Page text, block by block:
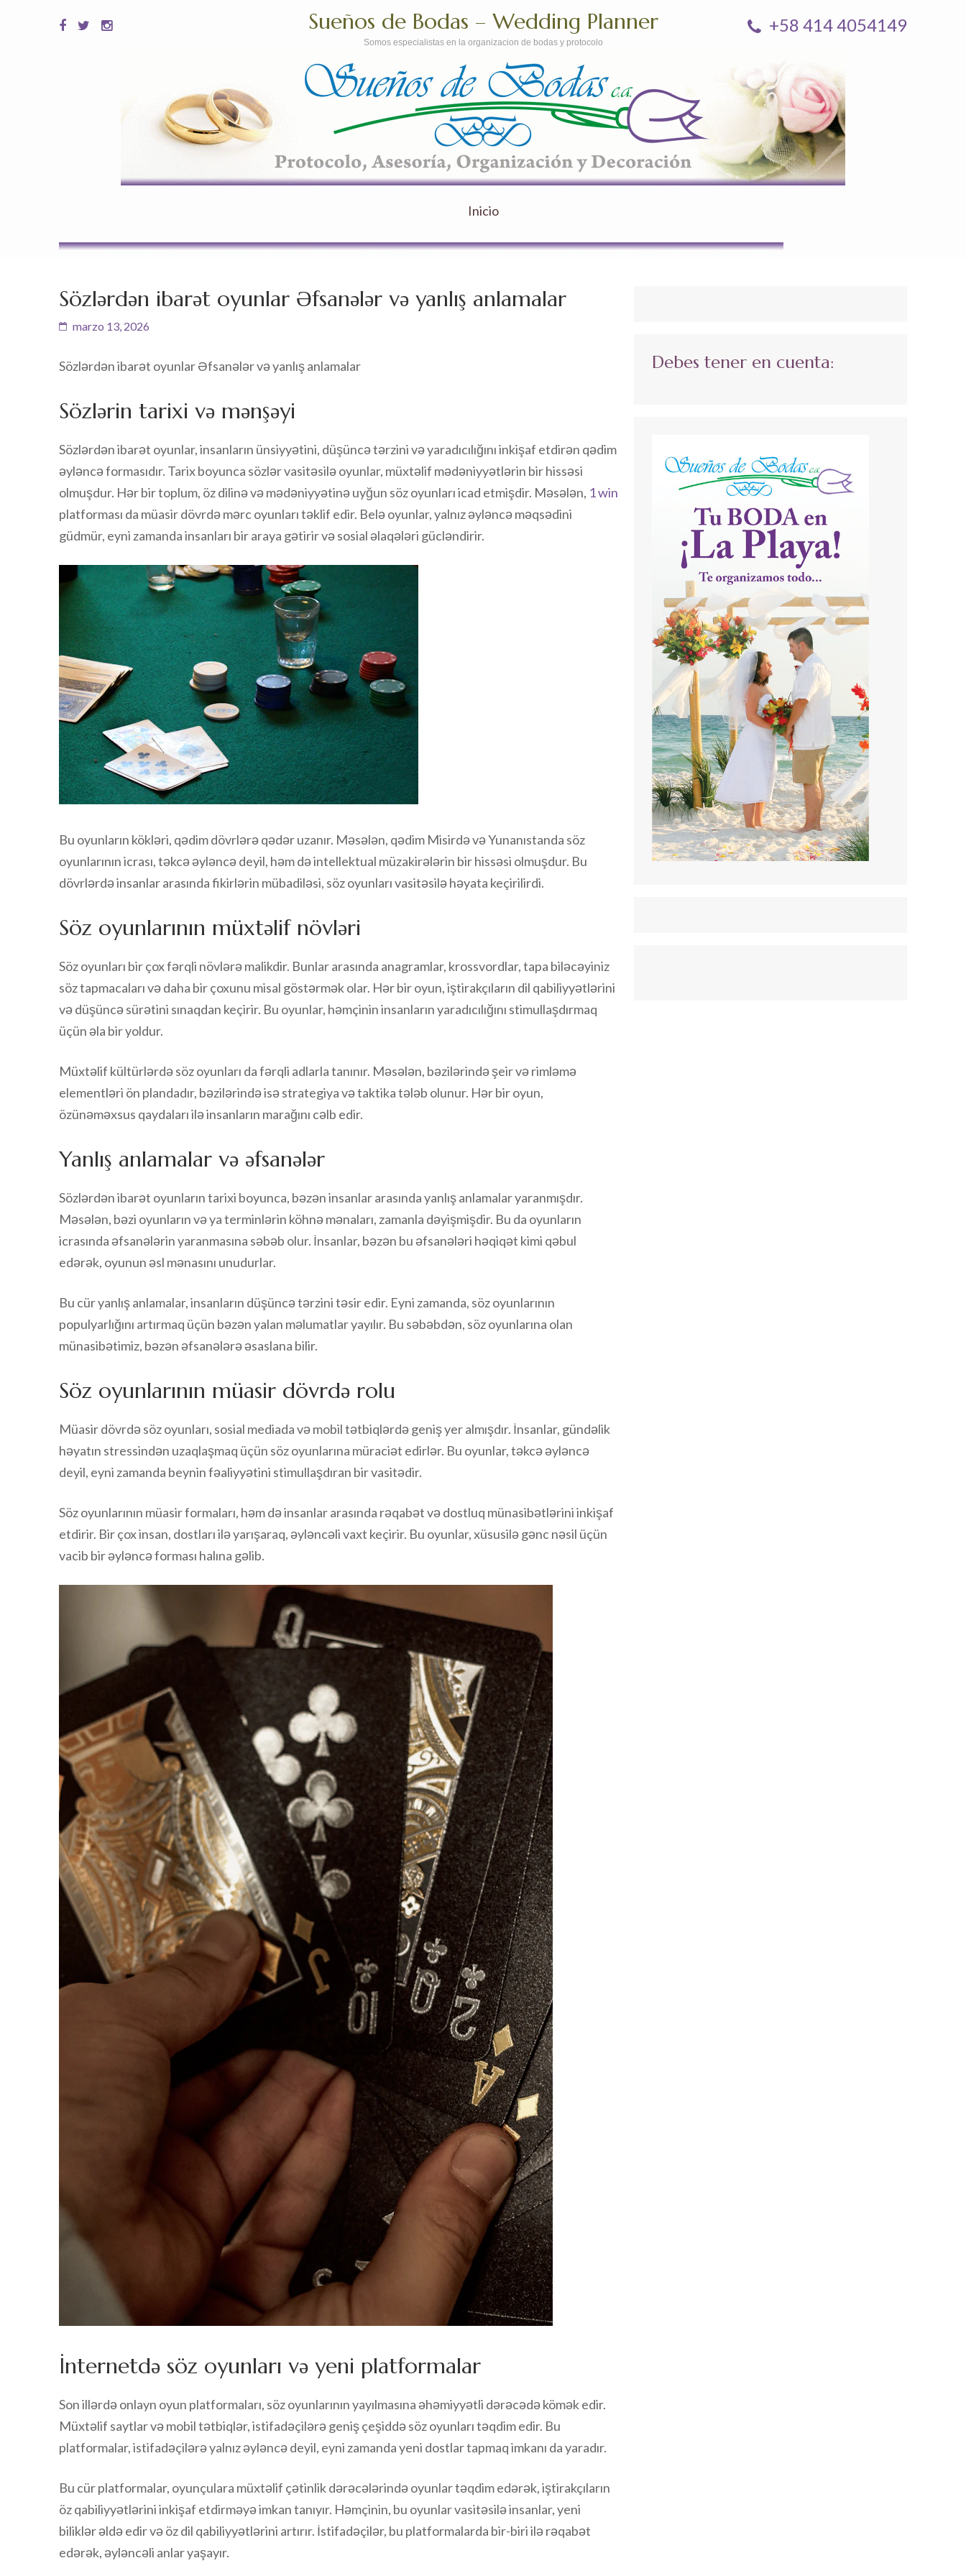
+58 414 4054149
Sueños de Bodas – Wedding Planner
Somos especialistas en la organizacion de bodas y protocolo
Inicio
Sözlərdən ibarət oyunlar Əfsanələr və yanlış anlamalar
marzo 13, 2026
Sözlərdən ibarət oyunlar Əfsanələr və yanlış anlamalar
Sözlərin tarixi və mənşəyi
Sözlərdən ibarət oyunlar, insanların ünsiyyətini, düşüncə tərzini və yaradıcılığını inkişaf etdirən qədim
əyləncə formasıdır. Tarix boyunca sözlər vasitəsilə oyunlar, müxtəlif mədəniyyətlərin bir hissəsi
olmuşdur. Hər bir toplum, öz dilinə və mədəniyyətinə uyğun söz oyunları icad etmişdir. Məsələn, 1 win
platforması da müasir dövrdə mərc oyunları təklif edir. Belə oyunlar, yalnız əyləncə məqsədini
güdmür, eyni zamanda insanları bir araya gətirir və sosial əlaqələri gücləndirir.
Bu oyunların kökləri, qədim dövrlərə qədər uzanır. Məsələn, qədim Misirdə və Yunanıstanda söz
oyunlarının icrası, təkcə əyləncə deyil, həm də intellektual müzakirələrin bir hissəsi olmuşdur. Bu
dövrlərdə insanlar arasında fikirlərin mübadiləsi, söz oyunları vasitəsilə həyata keçirilirdi.
Söz oyunlarının müxtəlif növləri
Söz oyunları bir çox fərqli növlərə malikdir. Bunlar arasında anagramlar, krossvordlar, tapa biləcəyiniz
söz tapmacaları və daha bir çoxunu misal göstərmək olar. Hər bir oyun, iştirakçıların dil qabiliyyətlərini
və düşüncə sürətini sınaqdan keçirir. Bu oyunlar, həmçinin insanların yaradıcılığını stimullaşdırmaq
üçün əla bir yoldur.
Müxtəlif kültürlərdə söz oyunları da fərqli adlarla tanınır. Məsələn, bəzilərində şeir və rimləmə
elementləri ön plandadır, bəzilərində isə strategiya və taktika tələb olunur. Hər bir oyun,
özünəməxsus qaydaları ilə insanların marağını cəlb edir.
Yanlış anlamalar və əfsanələr
Sözlərdən ibarət oyunların tarixi boyunca, bəzən insanlar arasında yanlış anlamalar yaranmışdır.
Məsələn, bəzi oyunların və ya terminlərin köhnə mənaları, zamanla dəyişmişdir. Bu da oyunların
icrasında əfsanələrin yaranmasına səbəb olur. İnsanlar, bəzən bu əfsanələri həqiqət kimi qəbul
edərək, oyunun əsl mənasını unudurlar.
Bu cür yanlış anlamalar, insanların düşüncə tərzini təsir edir. Eyni zamanda, söz oyunlarının
populyarlığını artırmaq üçün bəzən yalan məlumatlar yayılır. Bu səbəbdən, söz oyunlarına olan
münasibətimiz, bəzən əfsanələrə əsaslana bilir.
Söz oyunlarının müasir dövrdə rolu
Müasir dövrdə söz oyunları, sosial mediada və mobil tətbiqlərdə geniş yer almışdır. İnsanlar, gündəlik
həyatın stressindən uzaqlaşmaq üçün söz oyunlarına müraciət edirlər. Bu oyunlar, təkcə əyləncə
deyil, eyni zamanda beynin fəaliyyətini stimullaşdıran bir vasitədir.
Söz oyunlarının müasir formaları, həm də insanlar arasında rəqabət və dostluq münasibətlərini inkişaf
etdirir. Bir çox insan, dostları ilə yarışaraq, əyləncəli vaxt keçirir. Bu oyunlar, xüsusilə gənc nəsil üçün
vacib bir əyləncə forması halına gəlib.
İnternetdə söz oyunları və yeni platformalar
Son illərdə onlayn oyun platformaları, söz oyunlarının yayılmasına əhəmiyyətli dərəcədə kömək edir.
Müxtəlif saytlar və mobil tətbiqlər, istifadəçilərə geniş çeşiddə söz oyunları təqdim edir. Bu
platformalar, istifadəçilərə yalnız əyləncə deyil, eyni zamanda yeni dostlar tapmaq imkanı da yaradır.
Bu cür platformalar, oyunçulara müxtəlif çətinlik dərəcələrində oyunlar təqdim edərək, iştirakçıların
öz qabiliyyətlərini inkişaf etdirməyə imkan tanıyır. Həmçinin, bu oyunlar vasitəsilə insanlar, yeni
biliklər əldə edir və öz dil qabiliyyətlərini artırır. İstifadəçilər, bu platformalarda bir-biri ilə rəqabət
edərək, əyləncəli anlar yaşayır.
Debes tener en cuenta: